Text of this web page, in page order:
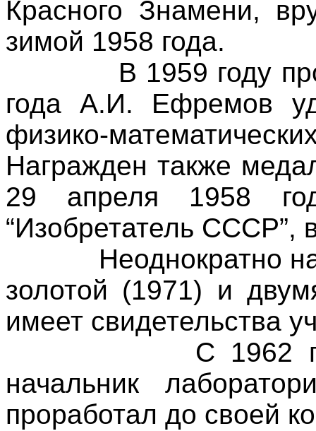
Красного Знамени,
зимой 1958 года.
В 1959 году
года А.И. Ефремов
физико-
Награжден также
29 апреля 1958
“Изобретатель СССР”,
Неоднократно
золотой (1971) и
имеет свидетельства
С 1962
начальник
проработал до своей